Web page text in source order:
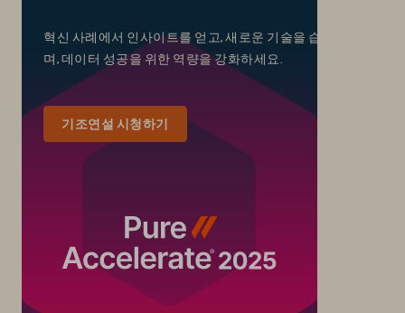
혁신 사례에서 인사이트를 얻고, 새로운 기술을 습득하
며, 데이터 성공을 위한 역량을 강화하세요.
기조연설 시청하기